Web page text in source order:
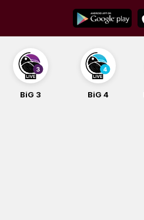
content
BiG 3 BiG 4